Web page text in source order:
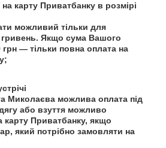
карту Приватбанку в розмірі
можливий тільки для
гривень. Якщо сума Вашого
— тільки повна оплата на
Миколаєва можлива оплата під
або взуття можливо
карту Приватбанку, якщо
який потрібно замовляти на